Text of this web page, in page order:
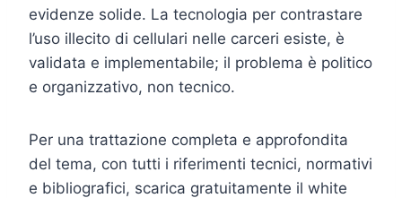
evidenze solide. La tecnologia per contrastare
l’uso illecito di cellulari nelle carceri esiste, è
validata e implementabile; il problema è politico
e organizzativo, non tecnico.
Per una trattazione completa e approfondita
del tema, con tutti i riferimenti tecnici, normativi
e bibliografici, scarica gratuitamente il white